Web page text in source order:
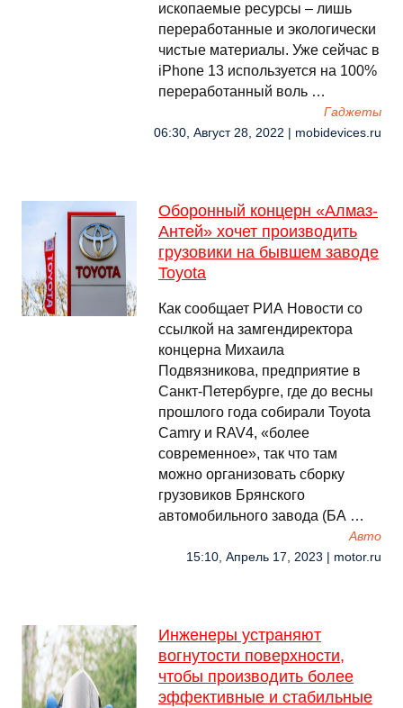
ископаемые ресурсы – лишь
переработанные и экологически
чистые материалы. Уже сейчас в
iPhone 13 используется на 100%
переработанный воль …
Гаджеты
06:30, Август 28, 2022 | mobidevices.ru
Оборонный концерн «Алмаз-
Антей» хочет производить
грузовики на бывшем заводе
Toyota
Как сообщает РИА Новости со
ссылкой на замгендиректора
концерна Михаила
Подвязникова, предприятие в
Санкт-Петербурге, где до весны
прошлого года собирали Toyota
Camry и RAV4, «более
современное», так что там
можно организовать сборку
грузовиков Брянского
автомобильного завода (БА …
Авто
15:10, Апрель 17, 2023 | motor.ru
Инженеры устраняют
вогнутости поверхности,
чтобы производить более
эффективные и стабильные